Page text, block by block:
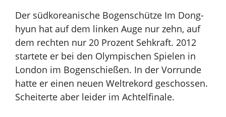
Der südkoreanische Bogenschütze Im Dong-
hyun hat auf dem linken Auge nur zehn, auf
dem rechten nur 20 Prozent Sehkraft. 2012
startete er bei den Olympischen Spielen in
London im Bogenschießen. In der Vorrunde
hatte er einen neuen Weltrekord geschossen.
Scheiterte aber leider im Achtelfinale.